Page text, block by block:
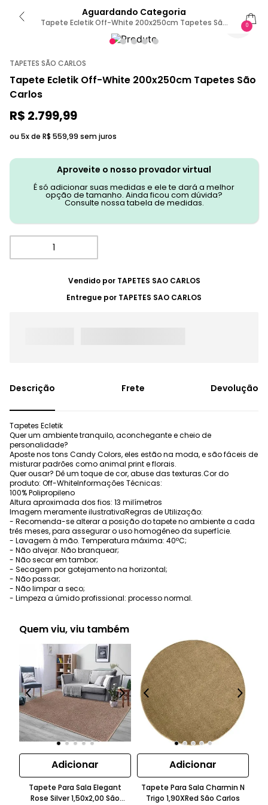
Aguardando Categoria
Tapete Ecletik Off-White 200x250cm Tapetes São
0
TAPETES SÃO CARLOS
Tapete Ecletik Off-White 200x250cm Tapetes São
Carlos
R$ 2.799,99
ou 5x de R$ 559,99 sem juros
Aproveite o nosso provador virtual
É só adicionar suas medidas e ele te dará a melhor
opção de tamanho. Ainda ficou com dúvida?
Consulte nossa tabela de medidas.
Vendido por TAPETES SAO CARLOS
Entregue por TAPETES SAO CARLOS
Frete Devolução
Tapetes Ecletik
Quer um ambiente tranquilo, aconchegante e cheio de
personalidade?
Aposte nos tons Candy Colors, eles estão na moda, e são fáceis de
misturar padrões como animal print e florais.
Quer ousar? Dê um toque de cor, abuse das texturas.Cor do
produto: Off-WhiteInformações Técnicas:
100% Polipropileno
Altura aproximada dos fios: 13 milímetros
Imagem meramente ilustrativaRegras de Utilização:
- Recomenda-se alterar a posição do tapete no ambiente a cada
três meses, para assegurar o uso homogêneo da superfície.
- Lavagem à mão. Temperatura máxima: 40ºC;
- Não alvejar. Não branquear;
- Não secar em tambor;
- Secagem por gotejamento na horizontal;
- Não passar;
- Não limpar a seco;
- Limpeza a úmido profissional: processo normal.
Quem viu, viu também
Adicionar
Tapete Para Sala Elegant
Rose Silver 1,50x2,00 São
Adicionar
Tapete Para Sala Charmin N
Trigo 1,90XRed São Carlos